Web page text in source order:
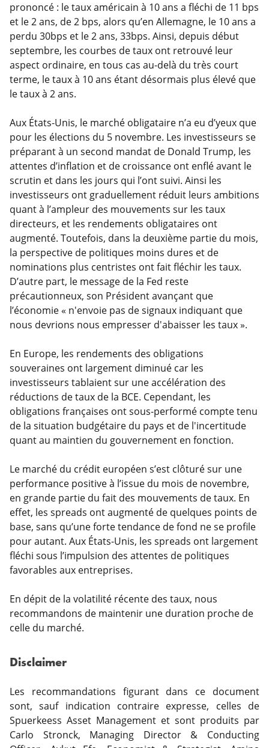
prononcé : le taux américain à 10 ans a fléchi de 11 bps
et le 2 ans, de 2 bps, alors qu’en Allemagne, le 10 ans a
perdu 30bps et le 2 ans, 33bps. Ainsi, depuis début
septembre, les courbes de taux ont retrouvé leur
aspect ordinaire, en tous cas au-delà du très court
terme, le taux à 10 ans étant désormais plus élevé que
le taux à 2 ans.
Aux États-Unis, le marché obligataire n’a eu d’yeux que
pour les élections du 5 novembre. Les investisseurs se
préparant à un second mandat de Donald Trump, les
attentes d’inflation et de croissance ont enflé avant le
scrutin et dans les jours qui l’ont suivi. Ainsi les
investisseurs ont graduellement réduit leurs ambitions
quant à l’ampleur des mouvements sur les taux
directeurs, et les rendements obligataires ont
augmenté. Toutefois, dans la deuxième partie du mois,
la perspective de politiques moins dures et de
nominations plus centristes ont fait fléchir les taux.
D’autre part, le message de la Fed reste
précautionneux, son Président avançant que
l’économie « n'envoie pas de signaux indiquant que
nous devrions nous empresser d'abaisser les taux ».
En Europe, les rendements des obligations
souveraines ont largement diminué car les
investisseurs tablaient sur une accélération des
réductions de taux de la BCE. Cependant, les
obligations françaises ont sous-performé compte tenu
de la situation budgétaire du pays et de l'incertitude
quant au maintien du gouvernement en fonction.
Le marché du crédit européen s’est clôturé sur une
performance positive à l’issue du mois de novembre,
en grande partie du fait des mouvements de taux. En
effet, les spreads ont augmenté de quelques points de
base, sans qu’une forte tendance de fond ne se profile
pour autant. Aux États-Unis, les spreads ont largement
fléchi sous l’impulsion des attentes de politiques
favorables aux entreprises.
En dépit de la volatilité récente des taux, nous
recommandons de maintenir une duration proche de
celle du marché.
Disclaimer
Les recommandations figurant dans ce document
sont, sauf indication contraire expresse, celles de
Spuerkeess Asset Management et sont produits par
Carlo Stronck, Managing Director & Conducting